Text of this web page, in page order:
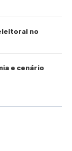
no
e cenário